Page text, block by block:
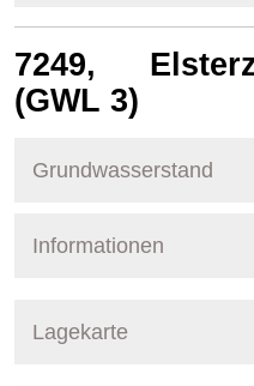
7249,
(GWL 3)
Grundwasserstand
Informationen
Nummer
Lagekarte